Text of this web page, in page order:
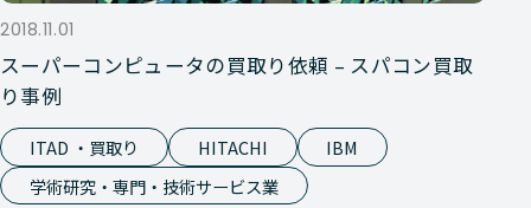
2018.11.01
スーパーコンピュータの買取り依頼 – スパコン買取
り事例
ITAD ・買取り HITACHI
IBM
学術研究・専門・技術サービス業